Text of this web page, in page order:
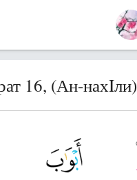
16, (Ан-нахIли)